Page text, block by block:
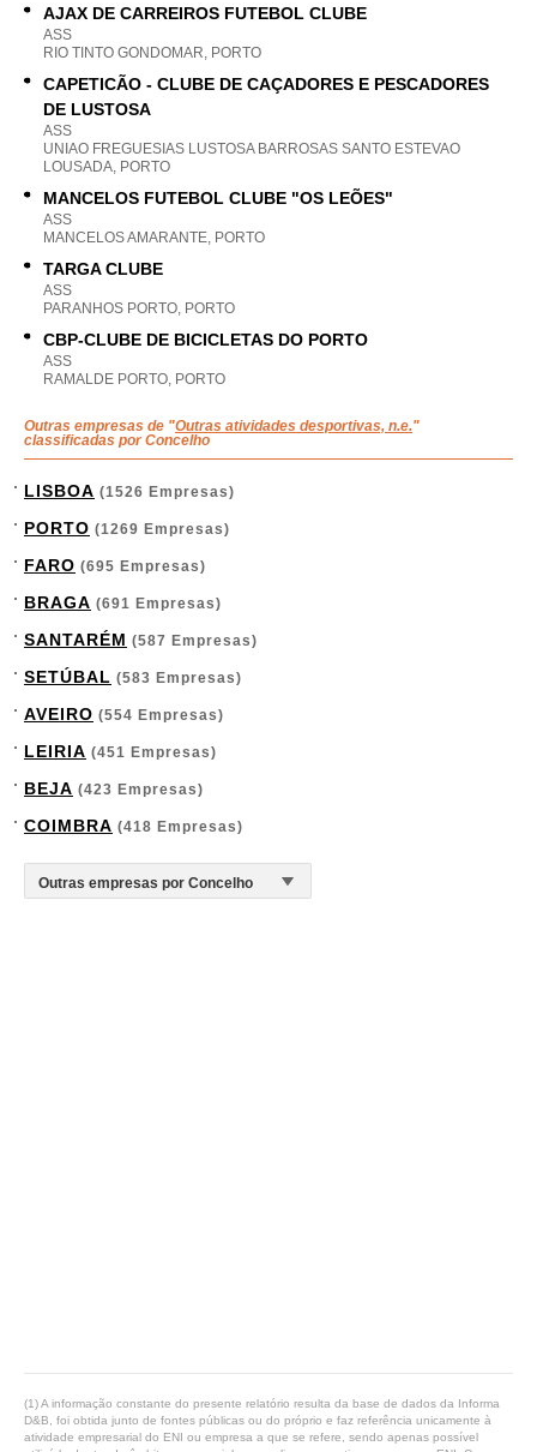
AJAX DE CARREIROS FUTEBOL CLUBE
ASS
RIO TINTO GONDOMAR, PORTO
CAPETICÃO - CLUBE DE CAÇADORES E PESCADORES
DE LUSTOSA
ASS
UNIAO FREGUESIAS LUSTOSA BARROSAS SANTO ESTEVAO
LOUSADA, PORTO
MANCELOS FUTEBOL CLUBE "OS LEÕES"
ASS
MANCELOS AMARANTE, PORTO
TARGA CLUBE
ASS
PARANHOS PORTO, PORTO
CBP-CLUBE DE BICICLETAS DO PORTO
ASS
RAMALDE PORTO, PORTO
Outras empresas de "Outras atividades desportivas, n.e."
classificadas por Concelho
LISBOA (1526 Empresas)
PORTO (1269 Empresas)
FARO (695 Empresas)
BRAGA (691 Empresas)
SANTARÉM (587 Empresas)
SETÚBAL (583 Empresas)
AVEIRO (554 Empresas)
LEIRIA (451 Empresas)
BEJA (423 Empresas)
COIMBRA (418 Empresas)
(1) A informação constante do presente relatório resulta da base de dados da Informa
D&B, foi obtida junto de fontes públicas ou do próprio e faz referência unicamente à
atividade empresarial do ENI ou empresa a que se refere, sendo apenas possível